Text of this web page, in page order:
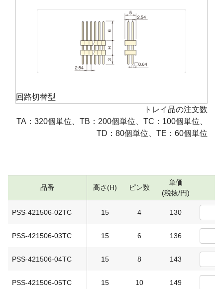
回路切替型
トレイ品の注文数
TA：320個単位、TB：200個単位、TC：100個単位、
TD：80個単位、TE：60個単位
品番 高さ(H) ピン数
単価
(税抜/円)
PSS-421506-02TC 15 4 130
PSS-421506-03TC 15 6 136
PSS-421506-04TC 15 8 143
PSS-421506-05TC 15 10 149